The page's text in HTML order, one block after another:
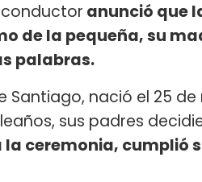
anunció que
de la pequeña, su
palabras.
Santiago, nació el 25
sus padres
ceremonia, cumplió